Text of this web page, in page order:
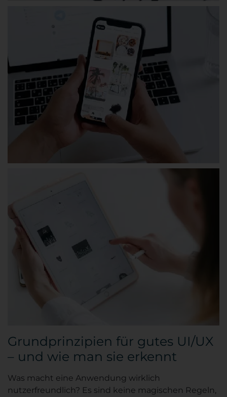
Grundprinzipien für gutes UI/UX
– und wie man sie erkennt
Was macht eine Anwendung wirklich
nutzerfreundlich? Es sind keine magischen Regeln,